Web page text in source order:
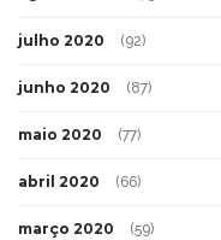
julho 2020 (92)
junho 2020 (87)
maio 2020 (77)
abril 2020 (66)
março 2020 (59)